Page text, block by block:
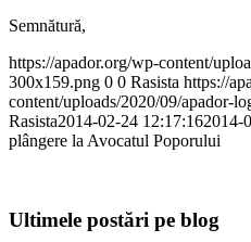
Semnătură,
https://apador.org/wp-content/
300x159.png 0 0 Rasista https://
content/uploads/2020/09/apador-
Rasista2014-02-24 12:17:162014-
plângere la Avocatul Poporului
Ultimele postări pe blog